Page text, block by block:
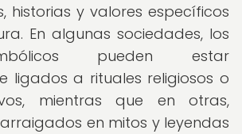
historias y valores específicos
En algunas sociedades, los
pueden estar
ligados a rituales religiosos o
mientras que en otras,
en mitos y leyendas